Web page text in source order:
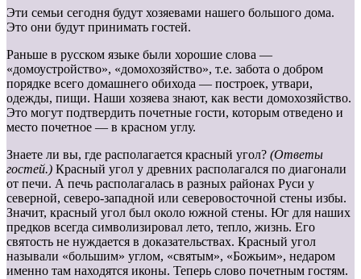
Эти семьи сегодня будут хозяевами нашего большого дома.
Это они будут принимать гостей.
Раньше в русском языке были хорошие слова —
«домоустройство», «домохозяйство», т.е. забота о добром
порядке всего домашнего обихода — построек, утвари,
одежды, пищи. Наши хозяева знают, как вести домохозяйство.
Это могут подтвердить почетные гости, которым отведено и
место почетное — в красном углу.
Знаете ли вы, где располагается красный угол? (Ответы
гостей.) Красный угол у древних располагался по диагонали
от печи. А печь располагалась в разных районах Руси у
северной, северо-западной или северо­восточной стены избы.
Значит, красный угол был около южной стены. Юг для наших
предков всегда символизировал лето, тепло, жизнь. Его
святость не нуждается в доказательствах. Красный угол
называли «большим» углом, «святым», «Божьим», недаром
именно там находятся иконы. Теперь слово почетным гостям.